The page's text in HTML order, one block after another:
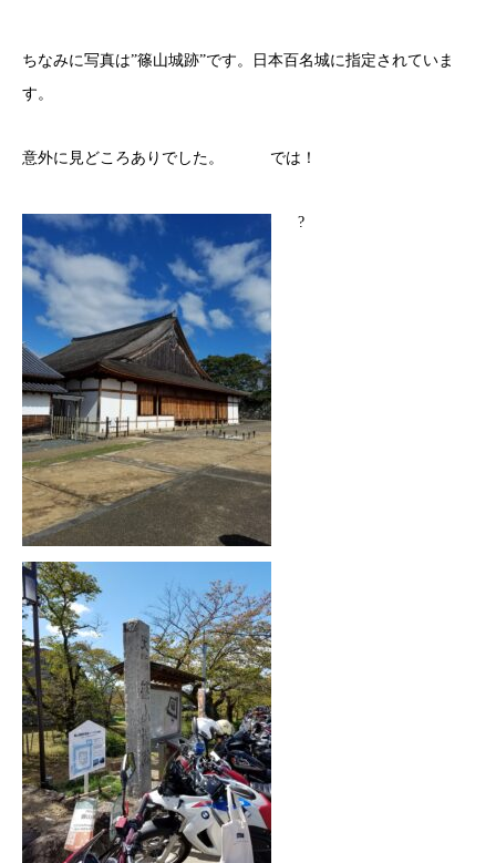
ちなみに写真は”篠山城跡”です。日本百名城に指定されていま
す。
意外に見どころありでした。 では！
?